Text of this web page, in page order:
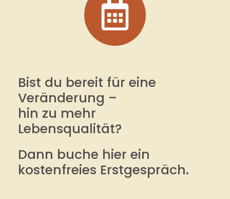
Bist du bereit für eine
Veränderung –
hin zu mehr
Lebensqualität?
Dann buche hier ein
kostenfreies Erstgespräch.